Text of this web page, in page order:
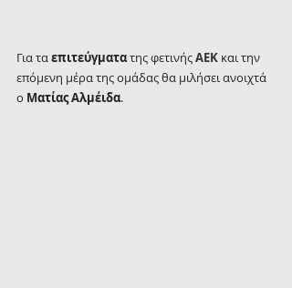
Για τα επιτεύγματα της φετινής ΑΕΚ και την
επόμενη μέρα της ομάδας θα μιλήσει ανοιχτά
ο Ματίας Αλμέιδα.